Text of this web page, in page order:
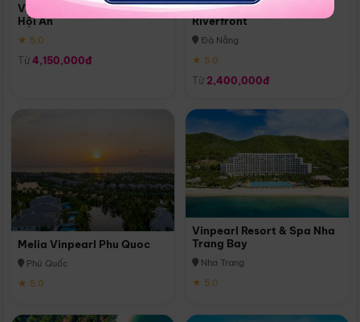
Vinpearl Resort & Golf Nam
Hội An
★ 5.0
Từ 4,150,000đ
Melia Vinpearl Danang
Riverfront
Đà Nẵng
★ 5.0
Từ 2,400,000đ
Melia Vinpearl Phu Quoc
Phú Quốc
★ 5.0
Vinpearl Resort & Spa Nha
Trang Bay
Nha Trang
★ 5.0